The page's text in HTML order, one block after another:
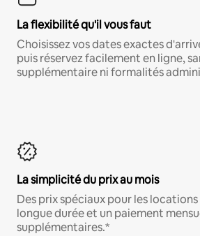
La flexibilité qu'il vous faut
Choisissez vos dates exactes
puis réservez facilement en ligne,
supplémentaire ni formalités
La simplicité du prix au mois
Des prix spéciaux pour les
longue durée et un paiement
supplémentaires.*